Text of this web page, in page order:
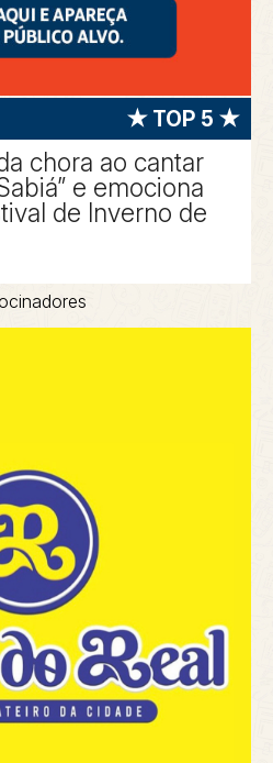
★ TOP 5 ★
chora ao cantar
e emociona
de Inverno de